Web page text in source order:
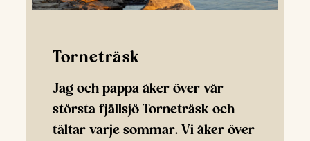
Torneträsk
Jag och pappa åker över vår
största fjällsjö Torneträsk och
tältar varje sommar. Vi åker över